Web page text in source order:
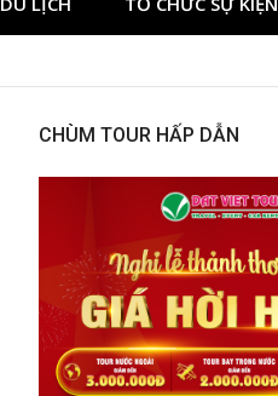
CHÙM TOUR HẤP DẪN